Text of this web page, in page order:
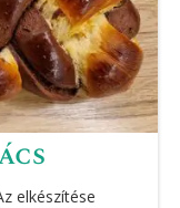
elkészítése